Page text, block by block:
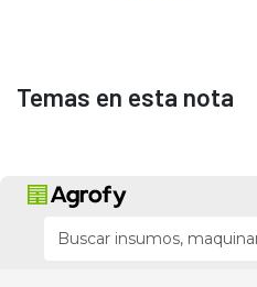
Temas en esta nota